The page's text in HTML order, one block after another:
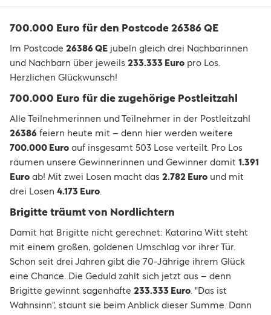
700.000 Euro für den Postcode 26386 QE
Im Postcode 26386 QE jubeln gleich drei Nachbarinnen
und Nachbarn über jeweils 233.333 Euro pro Los.
Herzlichen Glückwunsch!
700.000 Euro für die zugehörige Postleitzahl
Alle Teilnehmerinnen und Teilnehmer in der Postleitzahl
26386 feiern heute mit – denn hier werden weitere
700.000 Euro auf insgesamt 503 Lose verteilt. Pro Los
räumen unsere Gewinnerinnen und Gewinner damit 1.391
Euro ab! Mit zwei Losen macht das 2.782 Euro und mit
drei Losen 4.173 Euro.
Brigitte träumt von Nordlichtern
Damit hat Brigitte nicht gerechnet: Katarina Witt steht
mit einem großen, goldenen Umschlag vor ihrer Tür.
Schon seit drei Jahren gibt die 70-Jährige ihrem Glück
eine Chance. Die Geduld zahlt sich jetzt aus – denn
Brigitte gewinnt sagenhafte 233.333 Euro. "Das ist
Wahnsinn", staunt sie beim Anblick dieser Summe. Dann